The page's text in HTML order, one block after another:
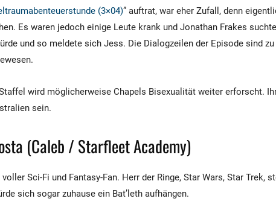
(3×04)” auftrat, war eher Zufall, denn
Es waren jedoch einige Leute krank und Jonathan Frakes
und so meldete sich Jess. Die Dialogzeilen der Episode sind
wird möglicherweise Chapels Bisexualität weiter erforscht.
sein.
(Caleb / Starfleet Academy)
Sci-Fi und Fantasy-Fan. Herr der Ringe, Star Wars, Star Trek,
sich sogar zuhause ein Bat’leth aufhängen.